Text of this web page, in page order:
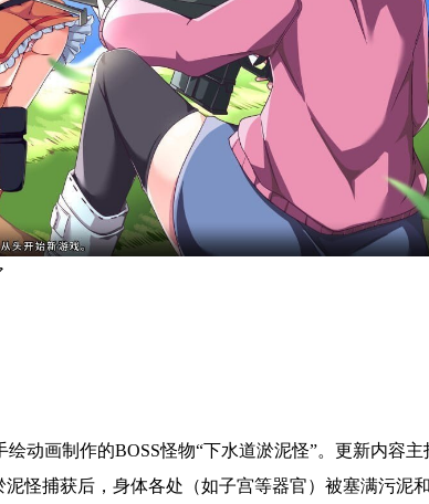
动画制作的BOSS怪物“下水道淤泥怪”。更新内容主
怪捕获后，身体各处（如子宫等器官）被塞满污泥